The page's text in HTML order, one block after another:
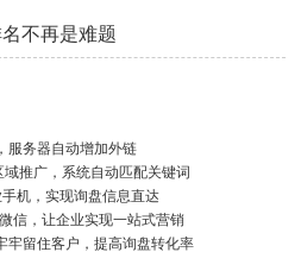
不再是难题
服务器自动增加外链
推广，系统自动匹配关键词
机，实现询盘信息直达
信，让企业实现一站式营销
牢留住客户，提高询盘转化率